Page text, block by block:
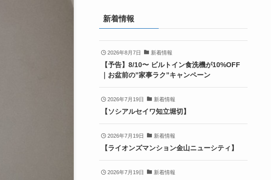
新着情報
2026年8月7日 新着情報
【予告】8/10〜 ビルトイン食洗機が10%OFF
｜お盆前の”家事ラク”キャンペーン
2026年7月19日 新着情報
【ソシアルセイワ知立堀切】
2026年7月19日 新着情報
【ライオンズマンション金山ニューシティ】
2026年7月19日 新着情報